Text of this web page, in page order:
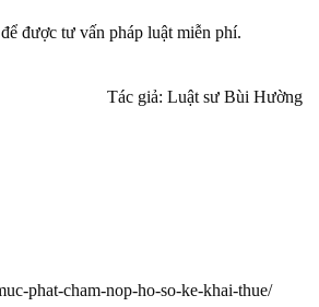
được tư vấn pháp luật miễn phí.
Tác giả: Luật sư Bùi Hường
phat-cham-nop-ho-so-ke-khai-thue/